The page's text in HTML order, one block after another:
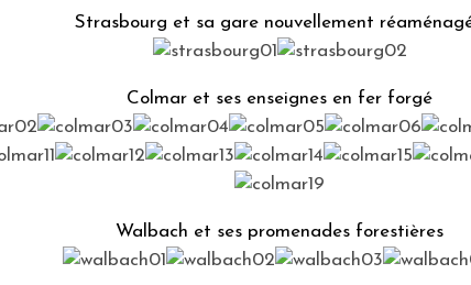
Strasbourg et sa gare nouvellement
Colmar et ses enseignes en fer forgé
Walbach et ses promenades forestières